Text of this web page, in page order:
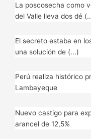
La poscosecha como
del Valle lleva dos dé
El secreto estaba en
una solución de (...)
Perú realiza histórico
Lambayeque
Nuevo castigo para
arancel de 12,5%